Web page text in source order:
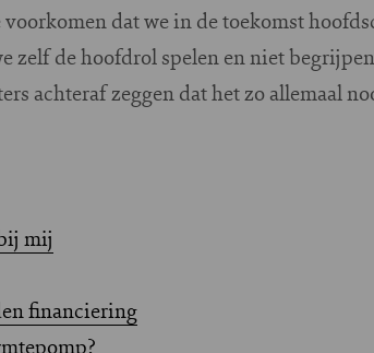
dat we in de toekomst
zelf de hoofdrol spelen en niet
achteraf zeggen dat het zo allemaal
mij
financiering